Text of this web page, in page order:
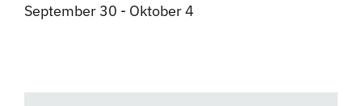
September 30 - Oktober 4